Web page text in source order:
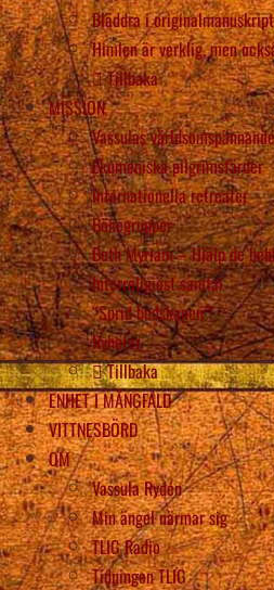
Bläddra i originalmanuskript
Himlen är verklig, men
Tillbaka
MISSION
Vassulas
Ekumeniska pilgrimsfärder
Internationella retreater
Bönegrupper
Beth Myriam – Hjälp de
Interreligiöst samtal
“Sprid budskapen”!
Nyheter
Tillbaka
ENHET I MÅNGFALD
VITTNESBÖRD
OM
Vassula Rydén
Min ängel närmar sig
TLIG Radio
Tidningen TLIG